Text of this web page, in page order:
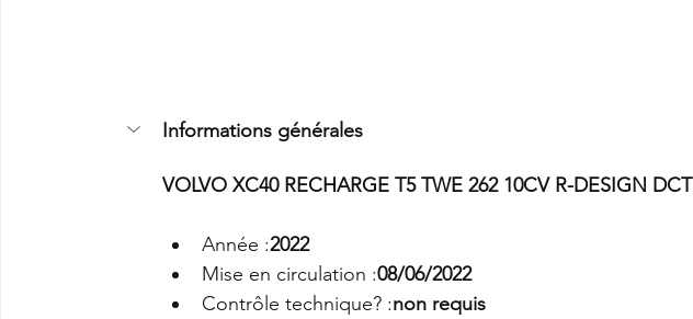
Informations générales
VOLVO XC40 RECHARGE T5 TWE 262 10CV R-DESIGN DCT
Année :2022
Mise en circulation :08/06/2022
Contrôle technique? :non requis